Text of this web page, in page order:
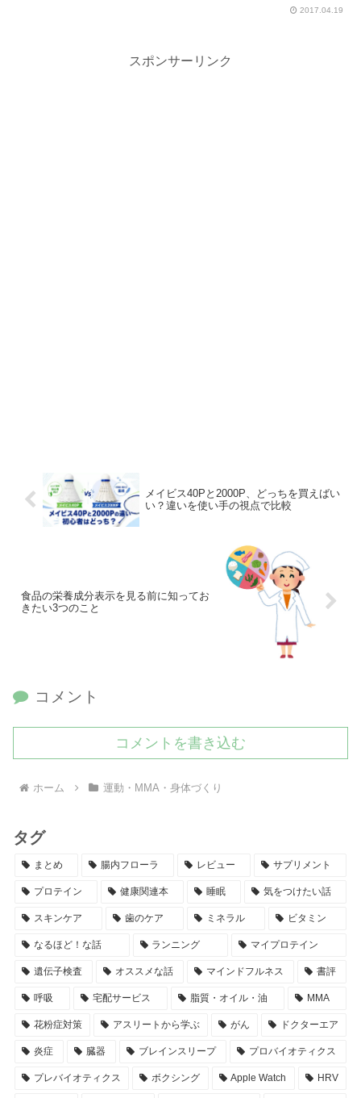
2017.04.19
スポンサーリンク
メイビス40Pと2000P、どっちを買えばい
い？違いを使い手の視点で比較
食品の栄養成分表示を見る前に知ってお
きたい3つのこと
コメント
コメントを書き込む
ホーム 運動・MMA・身体づくり
タグ
まとめ 腸内フローラ レビュー サプリメント
プロテイン 健康関連本 睡眠 気をつけたい話
スキンケア 歯のケア ミネラル ビタミン
なるほど！な話 ランニング マイプロテイン
遺伝子検査 オススメな話 マインドフルネス 書評
呼吸 宅配サービス 脂質・オイル・油 MMA
花粉症対策 アスリートから学ぶ がん ドクターエア
炎症 臓器 ブレインスリープ プロバイオティクス
プレバイオティクス ボクシング Apple Watch HRV